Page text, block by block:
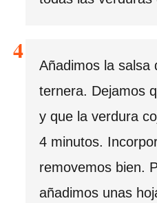
Añadimos la salsa
ternera. Dejamos
y que la verdura
4 minutos.
removemos bien.
añadimos unas